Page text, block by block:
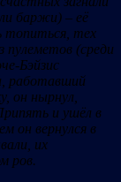
баржи) – её
топиться, тех
пулеметов (среди
Бэйзис
работавший
он нырнул,
и ушёл в
он вернулся в
их
ров.